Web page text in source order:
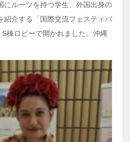
ルーツを持つ学生、外国出身の
紹介する「国際交流フェスティバ
S棟ロビーで開かれました。沖縄